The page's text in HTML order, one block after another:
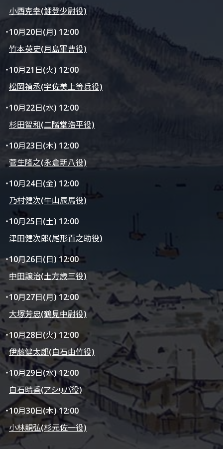
小西克幸(鯉登少尉役)
・10月20日(月) 12:00
竹本英史(月島軍曹役)
・10月21日(火) 12:00
松岡禎丞(宇佐美上等兵役)
・10月22日(水) 12:00
杉田智和(二階堂浩平役)
・10月23日(木) 12:00
菅生隆之(永倉新八役)
・10月24日(金) 12:00
乃村健次(牛山辰馬役)
・10月25日(土) 12:00
津田健次郎(尾形百之助役)
・10月26日(日) 12:00
中田譲治(土方歳三役)
・10月27日(月) 12:00
大塚芳忠(鶴見中尉役)
・10月28日(火) 12:00
伊藤健太郎(白石由竹役)
・10月29日(水) 12:00
白石晴香(アシㇼパ役)
・10月30日(木) 12:00
小林親弘(杉元佐一役)